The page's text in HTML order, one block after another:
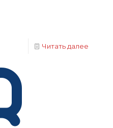
Читать далее